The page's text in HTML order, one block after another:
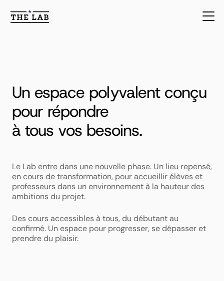
The Lab 2.0
Un espace polyvalent conçu
pour répondre
à tous vos besoins.
Le Lab entre dans une nouvelle phase. Un lieu repensé,
en cours de transformation, pour accueillir élèves et
professeurs dans un environnement à la hauteur des
ambitions du projet.
Des cours accessibles à tous, du débutant au
confirmé. Un espace pour progresser, se dépasser et
prendre du plaisir.